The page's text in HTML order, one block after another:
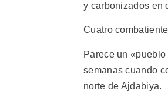
y carbonizados en
Cuatro
Parece un
semanas cuando
norte de Ajdabiya.